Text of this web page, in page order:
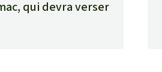
qui devra verser